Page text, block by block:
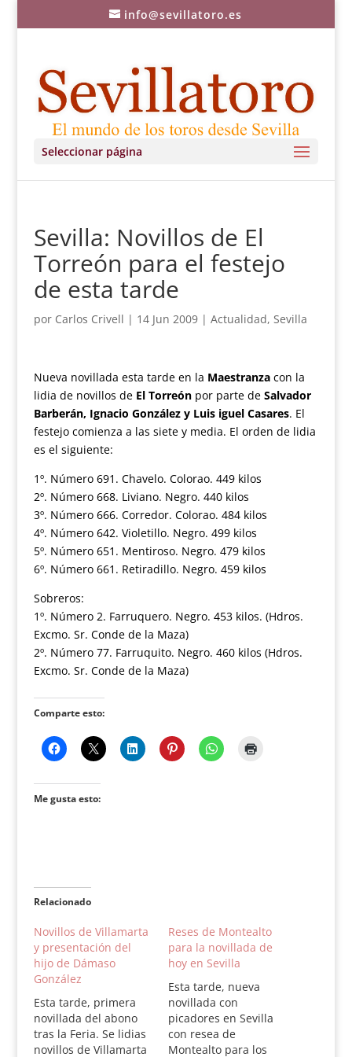
info@sevillatoro.es
Seleccionar página
Sevilla: Novillos de El
Torreón para el festejo
de esta tarde
por Carlos Crivell | 14 Jun 2009| Actualidad, Sevilla
Nueva novillada esta tarde en la Maestranza con la
lidia de novillos de El Torreón por parte de Salvador
Barberán, Ignacio González y Luis iguel Casares. El
festejo comienza a las siete y media. El orden de lidia
es el siguiente:
1º. Número 691. Chavelo. Colorao. 449 kilos
2º. Número 668. Liviano. Negro. 440 kilos
3º. Número 666. Corredor. Colorao. 484 kilos
4º. Número 642. Violetillo. Negro. 499 kilos
5º. Número 651. Mentiroso. Negro. 479 kilos
6º. Número 661. Retiradillo. Negro. 459 kilos
Sobreros:
1º. Número 2. Farruquero. Negro. 453 kilos. (Hdros.
Excmo. Sr. Conde de la Maza)
2º. Número 77. Farruquito. Negro. 460 kilos (Hdros.
Excmo. Sr. Conde de la Maza)
Comparte esto:
Me gusta esto:
Relacionado
Novillos de Villamarta
y presentación del
hijo de Dámaso
González
Esta tarde, primera
novillada del abono
tras la Feria. Se lidias
novillos de Villamarta
Reses de Montealto
para la novillada de
hoy en Sevilla
Esta tarde, nueva
novillada con
picadores en Sevilla
con resea de
Montealto para los